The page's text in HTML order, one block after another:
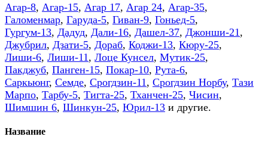
Агар-8, Агар-15, Агар 17, Агар 24, Агар-35,
Галоменмар, Гаруда-5, Гиван-9, Гоньед-5,
Гургум-13, Дадуд, Дали-16, Дашел-37, Джонши-21 ,
Джубрил, Дзати-5, Дораб, Коджи-13, Кюру-25,
Лиши-6, Лиши-11 , Лоце Кунсел, Мутик-25,
Пакджуб, Панген-15, Покар-10, Рута-6,
Саркьюнг, Семде, Срогдзин-11 , Срогдзин Норбу, Тази
Марпо, Тарбу-5, Тигта-25, Тханчен-25, Чисин,
Шимшин 6, Шинкун-25, Юрил-13 и другие.
Название